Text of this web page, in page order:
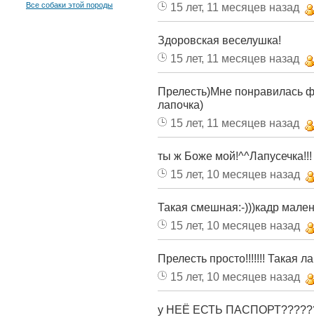
Все собаки этой породы
15 лет, 11 месяцев назад
Здоровская веселушка!
15 лет, 11 месяцев назад
Прелесть)Мне понравилась
лапочка)
15 лет, 11 месяцев назад
ты ж Боже мой!^^Лапусечка!!!
15 лет, 10 месяцев назад
Такая смешная:-)))кадр
15 лет, 10 месяцев назад
Прелесть просто!!!!!!! Такая
15 лет, 10 месяцев назад
у НЕЁ ЕСТЬ